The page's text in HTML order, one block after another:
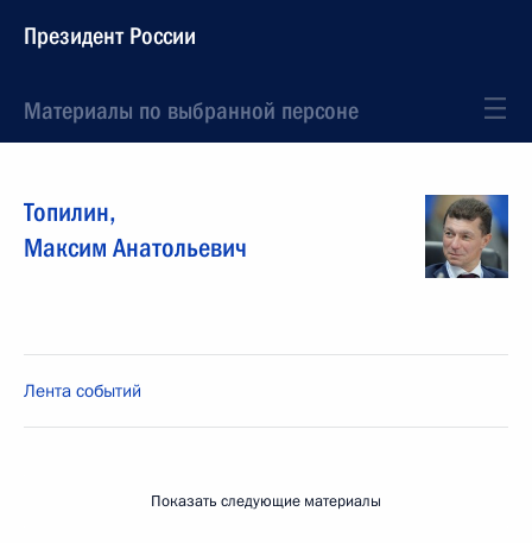
Президент России
Материалы по выбранной персоне
Топилин,
Максим Анатольевич
Лента событий
Показать следующие материалы